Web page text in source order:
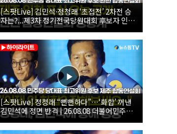
[스팟Live] 김민석·정청래 ‘초접전’ 2차전 승
자는?...제3차 정기전국당원대회 후보자 인천
합동연설회 생중계 | 26.08.08
[스팟Live] 정청래 “뻔뻔하다”…‘화합’ 꺼낸
김민석에 정면 반격 | 26.08.08 더불어민주당
당대표·최고위원 후보 제주 합동연설회